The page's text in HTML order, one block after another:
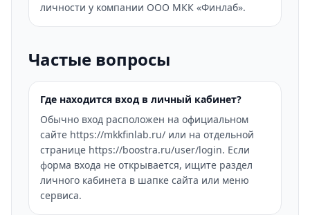
личности у компании ООО МКК «Финлаб».
Частые вопросы
Где находится вход в личный кабинет?
Обычно вход расположен на официальном
сайте https://mkkfinlab.ru/ или на отдельной
странице https://boostra.ru/user/login. Если
форма входа не открывается, ищите раздел
личного кабинета в шапке сайта или меню
сервиса.